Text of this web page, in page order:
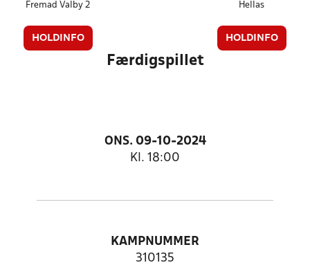
Fremad Valby 2
HOLDINFO
Hellas
HOLDINFO
Færdigspillet
ONS. 09-10-2024
Kl. 18:00
KAMPNUMMER
310135